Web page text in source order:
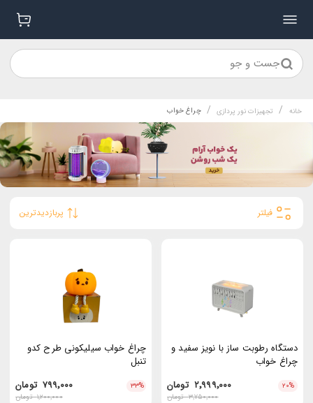
جست و جو
خانه / تجهیزات نور پردازی / چراغ خواب
فیلتر پربازدیدترین
دستگاه رطوبت ساز با نویز سفید و
چراغ خواب
۲۰% ۲٬۹۹۹٬۰۰۰ تومان
۳٬۷۵۰٬۰۰۰تومان
چراغ خواب سیلیکونی طرح کدو
تنبل
۳۳% ۷۹۹٬۰۰۰تومان
۱٬۲۰۰٬۰۰۰تومان